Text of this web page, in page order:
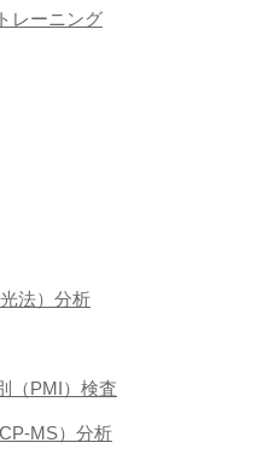
レーニング
法）分析
（PMI）検査
MS）分析